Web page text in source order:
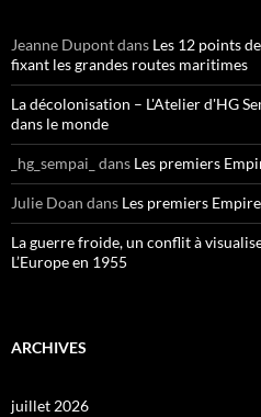
Jeanne Dupontdans Les 12 points
fixant les grandes routes maritimes
La décolonisation – L'Atelier d'HG
dans le monde
_hg_sempai_ dans Les premiers
Julie Doan dans Les premiers
La guerre froide, un conflit à
L’Europe en 1955
ARCHIVES
juillet 2026